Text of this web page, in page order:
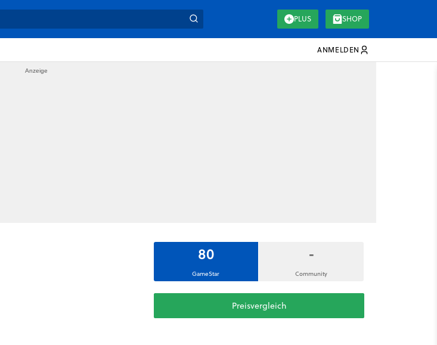
PLUS SHOP
ANMELDEN
80
GameStar
-
Community
Preisvergleich